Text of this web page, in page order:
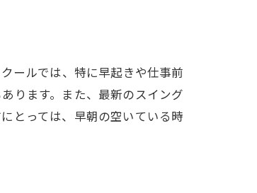
ールでは、特に早起きや仕事前
ります。また、最新のスイング
とっては、早朝の空いている時